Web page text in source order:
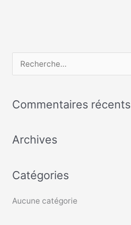
c
r
h
Commentaires récents
Archives
Catégories
Aucune catégorie